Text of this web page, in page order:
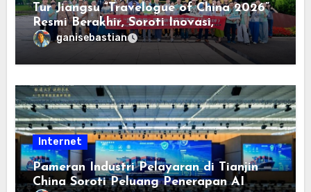
Tur Jiangsu “Travelogue of China 2026”
Resmi Berakhir, Soroti Inovasi,
Keterbukaan, dan Pembangunan
Berorientasi pada Masyarakat
ganisebastian
Internet
Pameran Industri Pelayaran di Tianjin
China Soroti Peluang Penerapan AI